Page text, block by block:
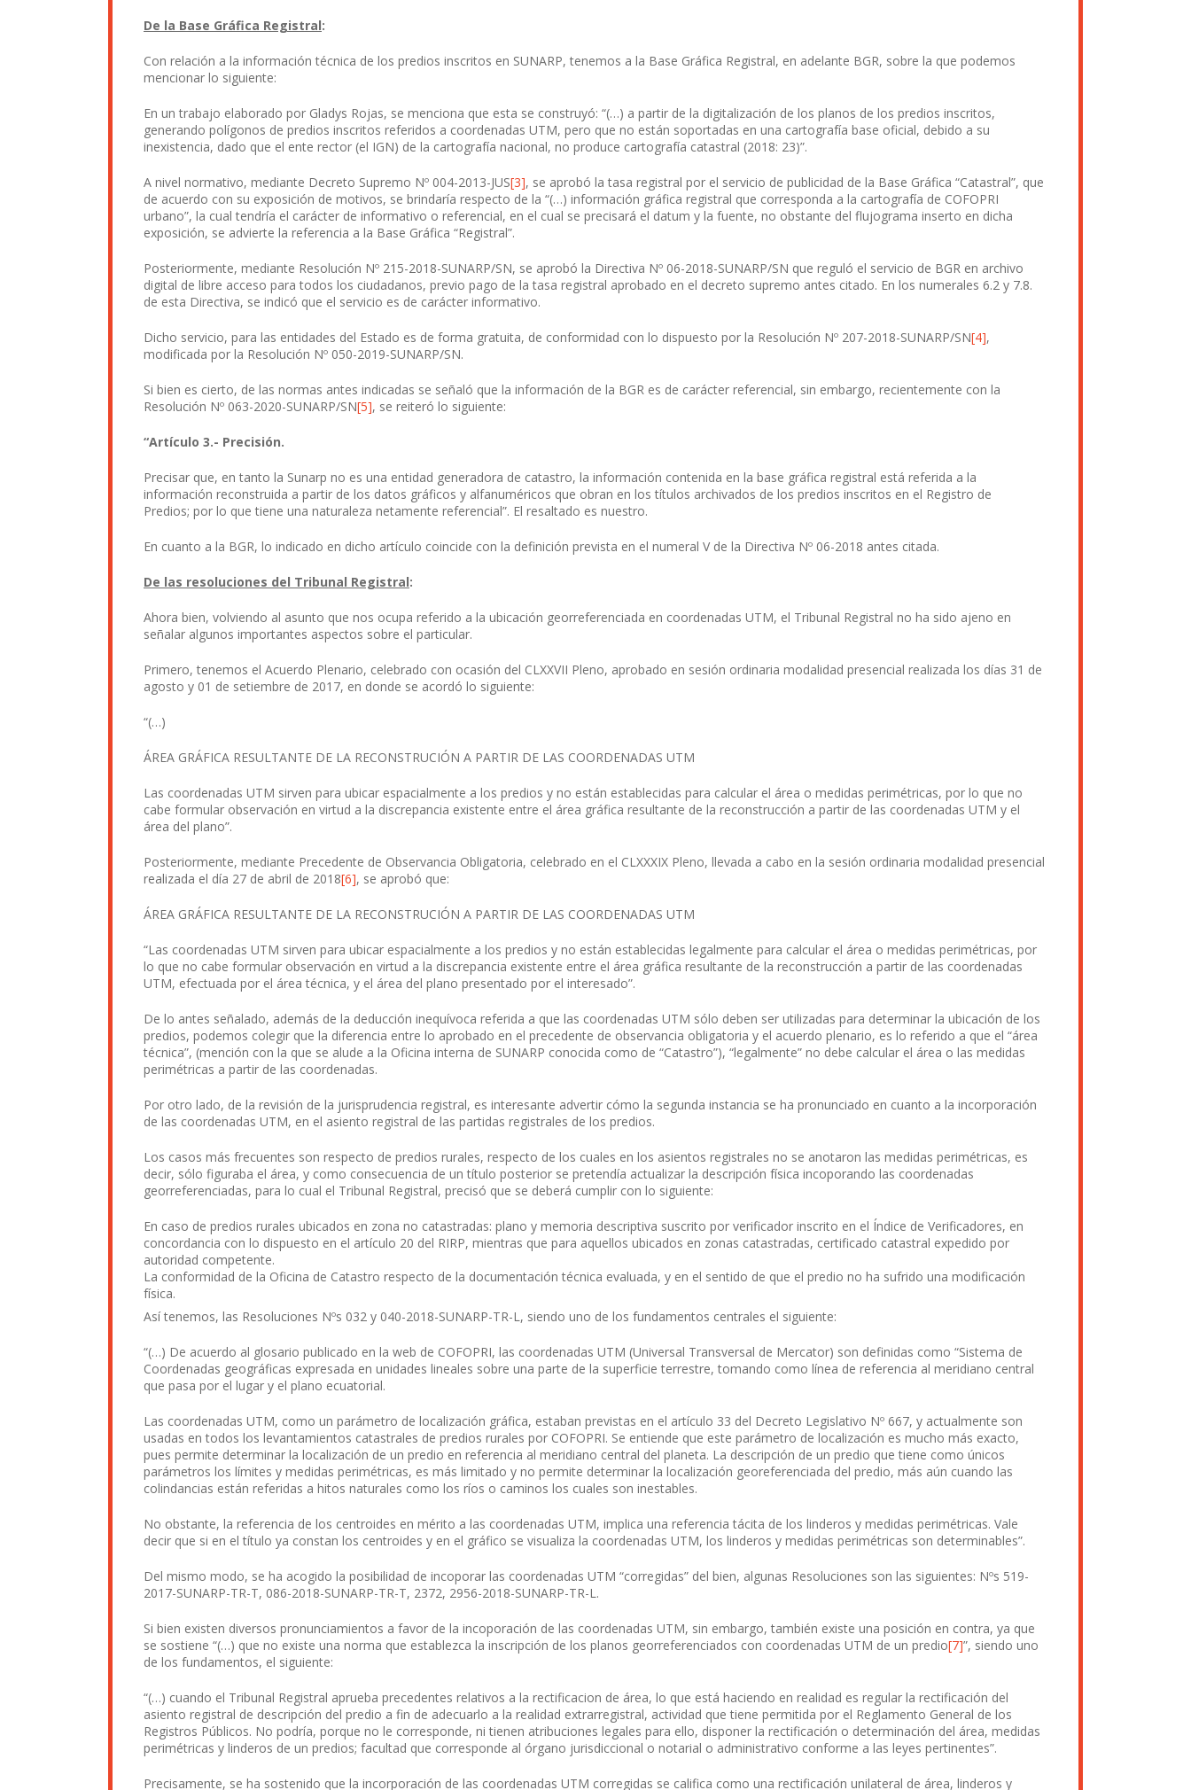
De la Base Gráfica Registral:
Con relación a la información técnica de los predios inscritos en SUNARP, tenemos a la Base Gráfica Registral, en adelante BGR, sobre la que podemos
mencionar lo siguiente:
En un trabajo elaborado por Gladys Rojas, se menciona que esta se construyó: “(…) a partir de la digitalización de los planos de los predios inscritos,
generando polígonos de predios inscritos referidos a coordenadas UTM, pero que no están soportadas en una cartografía base oficial, debido a su
inexistencia, dado que el ente rector (el IGN) de la cartografía nacional, no produce cartografía catastral (2018: 23)”.
A nivel normativo, mediante Decreto Supremo Nº 004-2013-JUS[3], se aprobó la tasa registral por el servicio de publicidad de la Base Gráfica “Catastral”, que
de acuerdo con su exposición de motivos, se brindaría respecto de la “(…) información gráfica registral que corresponda a la cartografía de COFOPRI
urbano”, la cual tendría el carácter de informativo o referencial, en el cual se precisará el datum y la fuente, no obstante del flujograma inserto en dicha
exposición, se advierte la referencia a la Base Gráfica “Registral”.
Posteriormente, mediante Resolución Nº 215-2018-SUNARP/SN, se aprobó la Directiva Nº 06-2018-SUNARP/SN que reguló el servicio de BGR en archivo
digital de libre acceso para todos los ciudadanos, previo pago de la tasa registral aprobado en el decreto supremo antes citado. En los numerales 6.2 y 7.8.
de esta Directiva, se indicó que el servicio es de carácter informativo.
Dicho servicio, para las entidades del Estado es de forma gratuita, de conformidad con lo dispuesto por la Resolución Nº 207-2018-SUNARP/SN[4],
modificada por la Resolución Nº 050-2019-SUNARP/SN.
Si bien es cierto, de las normas antes indicadas se señaló que la información de la BGR es de carácter referencial, sin embargo, recientemente con la
Resolución Nº 063-2020-SUNARP/SN[5], se reiteró lo siguiente:
“Artículo 3.- Precisión.
Precisar que, en tanto la Sunarp no es una entidad generadora de catastro, la información contenida en la base gráfica registral está referida a la
información reconstruida a partir de los datos gráficos y alfanuméricos que obran en los títulos archivados de los predios inscritos en el Registro de
Predios; por lo que tiene una naturaleza netamente referencial”. El resaltado es nuestro.
En cuanto a la BGR, lo indicado en dicho artículo coincide con la definición prevista en el numeral V de la Directiva Nº 06-2018 antes citada.
De las resoluciones del Tribunal Registral:
Ahora bien, volviendo al asunto que nos ocupa referido a la ubicación georreferenciada en coordenadas UTM, el Tribunal Registral no ha sido ajeno en
señalar algunos importantes aspectos sobre el particular.
Primero, tenemos el Acuerdo Plenario, celebrado con ocasión del CLXXVII Pleno, aprobado en sesión ordinaria modalidad presencial realizada los días 31 de
agosto y 01 de setiembre de 2017, en donde se acordó lo siguiente:
“(…)
ÁREA GRÁFICA RESULTANTE DE LA RECONSTRUCIÓN A PARTIR DE LAS COORDENADAS UTM
Las coordenadas UTM sirven para ubicar espacialmente a los predios y no están establecidas para calcular el área o medidas perimétricas, por lo que no
cabe formular observación en virtud a la discrepancia existente entre el área gráfica resultante de la reconstrucción a partir de las coordenadas UTM y el
área del plano”.
Posteriormente, mediante Precedente de Observancia Obligatoria, celebrado en el CLXXXIX Pleno, llevada a cabo en la sesión ordinaria modalidad presencial
realizada el día 27 de abril de 2018[6], se aprobó que:
ÁREA GRÁFICA RESULTANTE DE LA RECONSTRUCIÓN A PARTIR DE LAS COORDENADAS UTM
“Las coordenadas UTM sirven para ubicar espacialmente a los predios y no están establecidas legalmente para calcular el área o medidas perimétricas, por
lo que no cabe formular observación en virtud a la discrepancia existente entre el área gráfica resultante de la reconstrucción a partir de las coordenadas
UTM, efectuada por el área técnica, y el área del plano presentado por el interesado”.
De lo antes señalado, además de la deducción inequívoca referida a que las coordenadas UTM sólo deben ser utilizadas para determinar la ubicación de los
predios, podemos colegir que la diferencia entre lo aprobado en el precedente de observancia obligatoria y el acuerdo plenario, es lo referido a que el “área
técnica”, (mención con la que se alude a la Oficina interna de SUNARP conocida como de “Catastro”), “legalmente” no debe calcular el área o las medidas
perimétricas a partir de las coordenadas.
Por otro lado, de la revisión de la jurisprudencia registral, es interesante advertir cómo la segunda instancia se ha pronunciado en cuanto a la incorporación
de las coordenadas UTM, en el asiento registral de las partidas registrales de los predios.
Los casos más frecuentes son respecto de predios rurales, respecto de los cuales en los asientos registrales no se anotaron las medidas perimétricas, es
decir, sólo figuraba el área, y como consecuencia de un título posterior se pretendía actualizar la descripción física incoporando las coordenadas
georreferenciadas, para lo cual el Tribunal Registral, precisó que se deberá cumplir con lo siguiente:
En caso de predios rurales ubicados en zona no catastradas: plano y memoria descriptiva suscrito por verificador inscrito en el Índice de Verificadores, en
concordancia con lo dispuesto en el artículo 20 del RIRP, mientras que para aquellos ubicados en zonas catastradas, certificado catastral expedido por
autoridad competente.
La conformidad de la Oficina de Catastro respecto de la documentación técnica evaluada, y en el sentido de que el predio no ha sufrido una modificación
física.
Así tenemos, las Resoluciones Nºs 032 y 040-2018-SUNARP-TR-L, siendo uno de los fundamentos centrales el siguiente:
“(…) De acuerdo al glosario publicado en la web de COFOPRI, las coordenadas UTM (Universal Transversal de Mercator) son definidas como “Sistema de
Coordenadas geográficas expresada en unidades lineales sobre una parte de la superficie terrestre, tomando como línea de referencia al meridiano central
que pasa por el lugar y el plano ecuatorial.
Las coordenadas UTM, como un parámetro de localización gráfica, estaban previstas en el artículo 33 del Decreto Legislativo Nº 667, y actualmente son
usadas en todos los levantamientos catastrales de predios rurales por COFOPRI. Se entiende que este parámetro de localización es mucho más exacto,
pues permite determinar la localización de un predio en referencia al meridiano central del planeta. La descripción de un predio que tiene como únicos
parámetros los límites y medidas perimétricas, es más limitado y no permite determinar la localización georeferenciada del predio, más aún cuando las
colindancias están referidas a hitos naturales como los ríos o caminos los cuales son inestables.
No obstante, la referencia de los centroides en mérito a las coordenadas UTM, implica una referencia tácita de los linderos y medidas perimétricas. Vale
decir que si en el título ya constan los centroides y en el gráfico se visualiza la coordenadas UTM, los linderos y medidas perimétricas son determinables”.
Del mismo modo, se ha acogido la posibilidad de incoporar las coordenadas UTM “corregidas” del bien, algunas Resoluciones son las siguientes: Nºs 519-
2017-SUNARP-TR-T, 086-2018-SUNARP-TR-T, 2372, 2956-2018-SUNARP-TR-L.
Si bien existen diversos pronunciamientos a favor de la incoporación de las coordenadas UTM, sin embargo, también existe una posición en contra, ya que
se sostiene “(…) que no existe una norma que establezca la inscripción de los planos georreferenciados con coordenadas UTM de un predio[7]”, siendo uno
de los fundamentos, el siguiente:
“(…) cuando el Tribunal Registral aprueba precedentes relativos a la rectificacion de área, lo que está haciendo en realidad es regular la rectificación del
asiento registral de descripción del predio a fin de adecuarlo a la realidad extrarregistral, actividad que tiene permitida por el Reglamento General de los
Registros Públicos. No podría, porque no le corresponde, ni tienen atribuciones legales para ello, disponer la rectificación o determinación del área, medidas
perimétricas y linderos de un predios; facultad que corresponde al órgano jurisdiccional o notarial o administrativo conforme a las leyes pertinentes”.
Precisamente, se ha sostenido que la incorporación de las coordenadas UTM corregidas se califica como una rectificación unilateral de área, linderos y